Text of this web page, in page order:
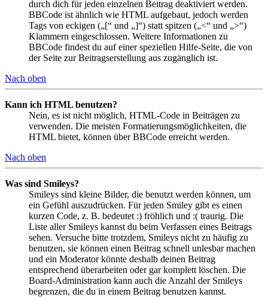
durch dich für jeden einzelnen Beitrag deaktiviert werden.
BBCode ist ähnlich wie HTML aufgebaut, jedoch werden
Tags von eckigen („[“ und „]“) statt spitzen („<“ und „>“)
Klammern eingeschlossen. Weitere Informationen zu
BBCode findest du auf einer speziellen Hilfe-Seite, die von
der Seite zur Beitragserstellung aus zugänglich ist.
Nach oben
Kann ich HTML benutzen?
Nein, es ist nicht möglich, HTML-Code in Beiträgen zu
verwenden. Die meisten Formatierungsmöglichkeiten, die
HTML bietet, können über BBCode erreicht werden.
Nach oben
Was sind Smileys?
Smileys sind kleine Bilder, die benutzt werden können, um
ein Gefühl auszudrücken. Für jeden Smiley gibt es einen
kurzen Code, z. B. bedeutet :) fröhlich und :( traurig. Die
Liste aller Smileys kannst du beim Verfassen eines Beitrags
sehen. Versuche bitte trotzdem, Smileys nicht zu häufig zu
benutzen, sie können einen Beitrag schnell unlesbar machen
und ein Moderator könnte deshalb deinen Beitrag
entsprechend überarbeiten oder gar komplett löschen. Die
Board-Administration kann auch die Anzahl der Smileys
begrenzen, die du in einem Beitrag benutzen kannst.